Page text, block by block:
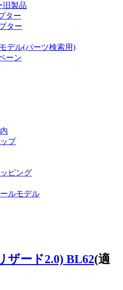
旧製品
ター
ター
デル(パーツ検索用)
ーン
プ
ピング
ルモデル
ザード2.0) BL62(適